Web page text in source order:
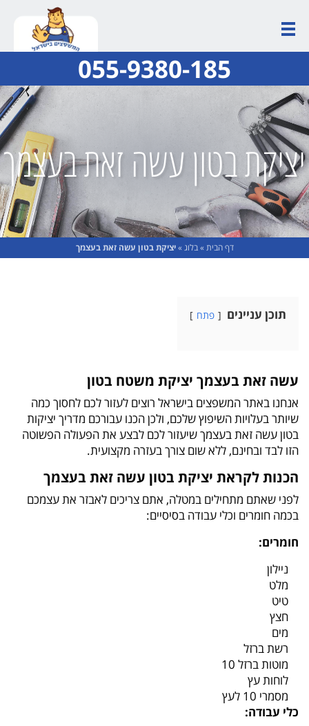
055-9380-185
יציקת בטון עשה זאת בעצמך
דף הבית»בלוג»יציקת בטון עשה זאת בעצמך
תוכן עניינים פתח
עשה זאת בעצמך יציקת משטח בטון
אנחנו באתר המשפצים בישראל רוצים לעזור לכם לחסוך כמה
שיותר בעלויות השיפוץ שלכם, ולכן הכנו עבורכם מדריך יציקות
בטון עשה זאת בעצמך שיעזור לכם לבצע את הפעולה הפשוטה
הזו לבד ובחינם, ללא שום צורך בעזרה מקצועית.
הכנות לקראת יציקת בטון עשה זאת בעצמך
לפני שאתם מתחילים במטלה, אתם צריכים לאבזר את עצמכם
בכמה חומרים וכלי עבודה בסיסיים:
חומרים:
ניילון
מלט
טיט
חצץ
מים
רשת ברזל
מוטות ברזל 10
לוחות עץ
מסמרי 10 לעץ
כלי עבודה: